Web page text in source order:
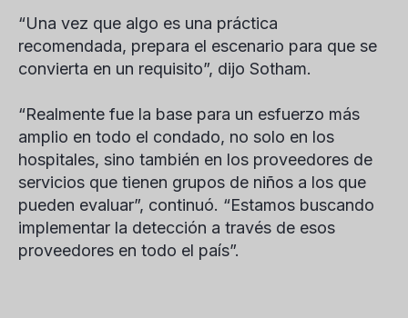
“Una vez que algo es una práctica
recomendada, prepara el escenario para que se
convierta en un requisito”, dijo Sotham.
“Realmente fue la base para un esfuerzo más
amplio en todo el condado, no solo en los
hospitales, sino también en los proveedores de
servicios que tienen grupos de niños a los que
pueden evaluar”, continuó. “Estamos buscando
implementar la detección a través de esos
proveedores en todo el país”.